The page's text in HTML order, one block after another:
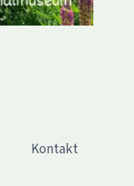
Kontakt